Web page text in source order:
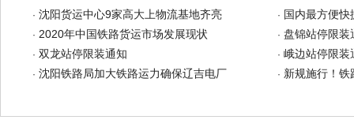
· 沈阳货运中心9家高大上物流基地齐亮 · 国内最方便
· 2020年中国铁路货运市场发展现状 · 盘锦站停限装
· 双龙站停限装通知 · 峨边站停限装
· 沈阳铁路局加大铁路运力确保辽吉电厂 · 新规施行！铁